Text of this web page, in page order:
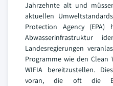
Jahrzehnte alt und
aktuellen
Protection Agency
Abwasserinfrastruktur
Landesregierungen
Programme wie den Clean
WIFIA bereitzustellen.
voran, die oft die